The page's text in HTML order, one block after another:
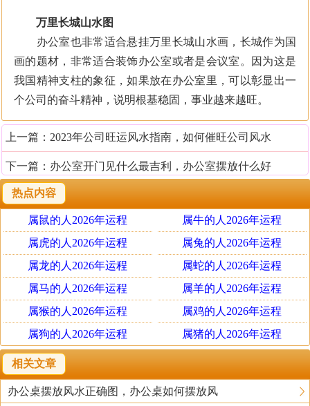
万里长城山水图
办公室也非常适合悬挂万里长城山水画，长城作为国
画的题材，非常适合装饰办公室或者是会议室。因为这是
我国精神支柱的象征，如果放在办公室里，可以彰显出一
个公司的奋斗精神，说明根基稳固，事业越来越旺。
上一篇： 2023年公司旺运风水指南，如何催旺公司风水
下一篇： 办公室开门见什么最吉利，办公室摆放什么好
热点内容
属鼠的人2026年运程
属牛的人2026年运程
属虎的人2026年运程
属兔的人2026年运程
属龙的人2026年运程
属蛇的人2026年运程
属马的人2026年运程
属羊的人2026年运程
属猴的人2026年运程
属鸡的人2026年运程
属狗的人2026年运程
属猪的人2026年运程
相关文章
办公桌摆放风水正确图，办公桌如何摆放风